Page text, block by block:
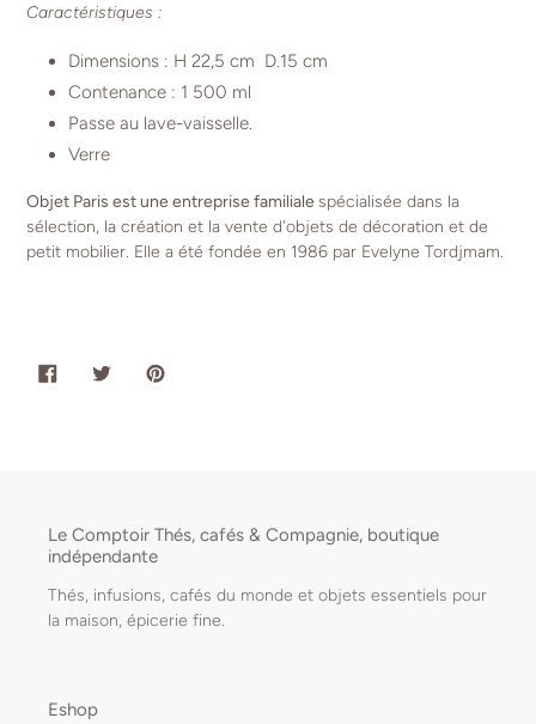
Caractéristiques :
Dimensions : H 22,5 cm D.15 cm
Contenance : 1 500 ml
Passe au lave-vaisselle.
Verre
Objet Paris est une entreprise familiale spécialisée dans la
sélection, la création et la vente d'objets de décoration et de
petit mobilier. Elle a été fondée en 1986 par Evelyne Tordjmam.
PARTAGERTWEETER
Le Comptoir Thés, cafés & Compagnie, boutique
indépendante
Thés, infusions, cafés du monde et objets essentiels pour
la maison, épicerie fine.
Eshop